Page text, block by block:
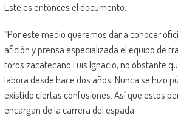
Este es entonces el documento:
“Por este medio queremos dar a conocer
afición y prensa especializada el equipo de
toros zacatecano Luis Ignacio, no obstante
labora desde hace dos años. Nunca se hizo
existido ciertas confusiones. Así que estos
encargan de la carrera del espada.